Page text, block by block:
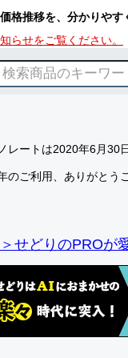
格推移を、分かりやす
らせをご覧ください。
レートは2020年6月30
のご利用、ありがとう
＞せどりのPROが